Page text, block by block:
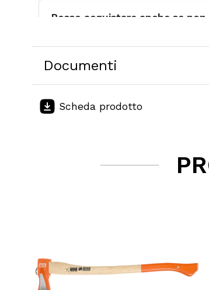
Posso acquistare anche se
Posso contattarvi prima
Documenti
Scheda prodotto